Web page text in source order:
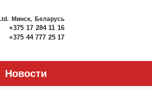
Минск, Беларусь
+375 17 284 11 16
+375 44 777 25 17
Новости